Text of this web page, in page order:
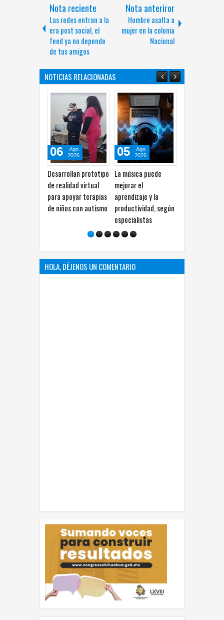
Nota reciente
Las redes entran a la
era post social, el
feed ya no depende
de tus amigos
Nota anteriror
Hombre asalta a
mujer en la colonia
Nacional
NOTICIAS RELACIONADAS
La música puede
mejorar el
aprendizaje y la
productividad, según
05
Ago
2026
Calor extremo tras el
impacto de Chicxulub
aceleró la extinción
de los dinosaurios
04
Ago
2026
HOLA, DÉJENOS UN COMENTARIO